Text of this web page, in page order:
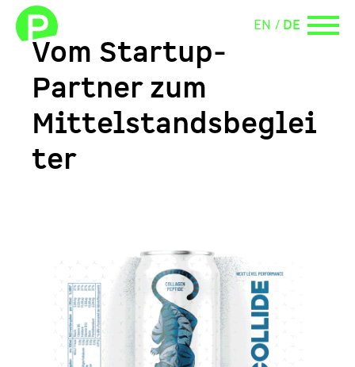
EN DE
Vom Startup-
Partner zum
Mittelstandsbeglei
ter